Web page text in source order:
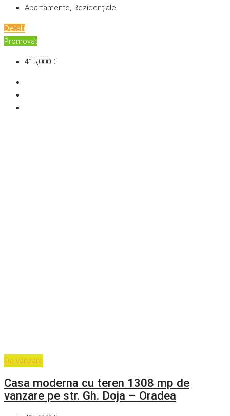
Apartamente, Rezidențiale
Detalii
Promovat
415,000 €
De vânzare
Casa moderna cu teren 1308 mp de
vanzare pe str. Gh. Doja – Oradea